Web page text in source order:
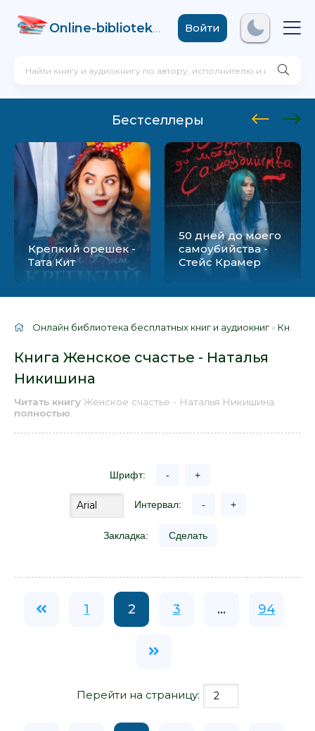
Online-biblioteka .comВойти
Бестселлеры
Крепкий орешек -
Тата Кит
50 дней до моего
самоубийства -
Стейс Крамер
Онлайн библиотека бесплатных книг и аудиокниг » Книги
Книга Женское счастье - Наталья
Никишина
Читать книгу Женское счастье - Наталья Никишина
полностью
Шрифт: - +
Интервал: - +
Закладка: Сделать
1 2 3 ... 94
Перейти на страницу: